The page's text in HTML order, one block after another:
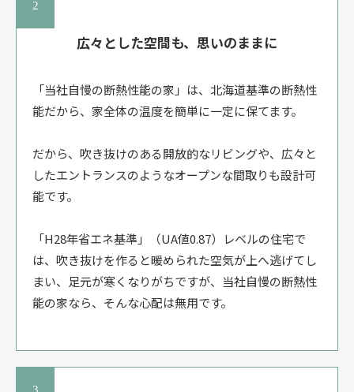
広々とした空間も、思いのままに
「当社自慢の断熱性能の家」は、北海道基準の断熱性
能だから、家全体の温度を簡単に一定に保てます。
だから、吹き抜けのある開放的なリビングや、広々と
したエントランスのようなオープンな間取りも設計可
能です。
「H28年省エネ基準」（UA値0.87）レベルの住宅で
は、吹き抜けを作ると暖められた空気が上へ逃げてし
まい、足元が寒くなりがちですが、当社自慢の断熱性
能の家なら、そんな心配は無用です。